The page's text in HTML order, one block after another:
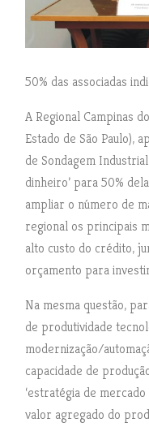
50% das associadas
A Regional Campinas
Estado de São Paulo),
de Sondagem
dinheiro’ para 50%
ampliar o número de
regional os principais
alto custo do crédito,
orçamento para
Na mesma questão,
de produtividade
modernização/
capacidade de
‘estratégia de
valor agregado do